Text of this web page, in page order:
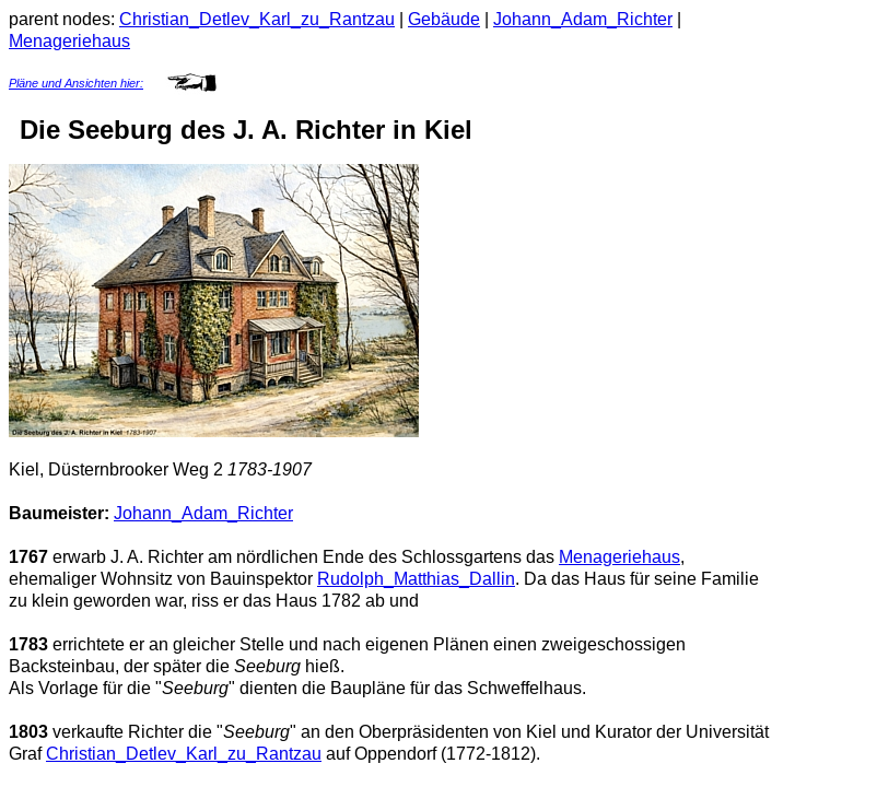
parent nodes: Christian_Detlev_Karl_zu_Rantzau Gebäude Johann_Adam_Richter
Menageriehaus
Pläne und Ansichten hier:
Die Seeburg des J. A. Richter in Kiel
Kiel, Düsternbrooker Weg 2 1783-1907
Baumeister: Johann_Adam_Richter
1767 erwarb J. A. Richter am nördlichen Ende des Schlossgartens das Menageriehaus,
ehemaliger Wohnsitz von Bauinspektor Rudolph_Matthias_Dallin. Da das Haus für seine Familie
zu klein geworden war, riss er das Haus 1782 ab und
1783 errichtete er an gleicher Stelle und nach eigenen Plänen einen zweigeschossigen
Backsteinbau, der später die Seeburg hieß.
Als Vorlage für die "Seeburg" dienten die Baupläne für das Schweffelhaus.
1803 verkaufte Richter die "Seeburg" an den Oberpräsidenten von Kiel und Kurator der Universität
GrafChristian_Detlev_Karl_zu_Rantzau auf Oppendorf (1772-1812).